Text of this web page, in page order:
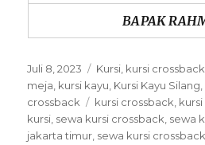
BAPAK
Posted
on
Juli 8, 2023 Categories
Kursi, kursi crossback
meja, kursi kayu, Kursi Kayu Silang,
crossback
Tags
kursi crossback,
kursi, sewa kursi crossback, sewa
jakarta timur, sewa kursi